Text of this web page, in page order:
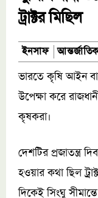
ট্রাক্টর মিছিল
ইনসাফ
ভারতে কৃষি আইন
উপেক্ষা করে
কৃষকরা।
দেশটির প্রজাতন্ত্র
হওয়ার কথা ছিল
দিকেই সিংঘু